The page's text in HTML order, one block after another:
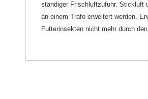
ständiger Frischluftzufuhr. Stickluft
an einem Trafo erweitert werden.
Futterinsekten nicht mehr durch